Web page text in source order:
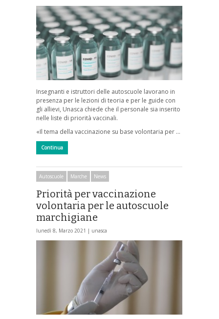
Insegnanti e istruttori delle autoscuole lavorano in
presenza per le lezioni di teoria e per le guide con
gli allievi, Unasca chiede che il personale sia inserito
nelle liste di priorità vaccinali.
«Il tema della vaccinazione su base volontaria per …
Continua
Autoscuole Marche News
Priorità per vaccinazione
volontaria per le autoscuole
marchigiane
lunedì 8, Marzo 2021 | unasca